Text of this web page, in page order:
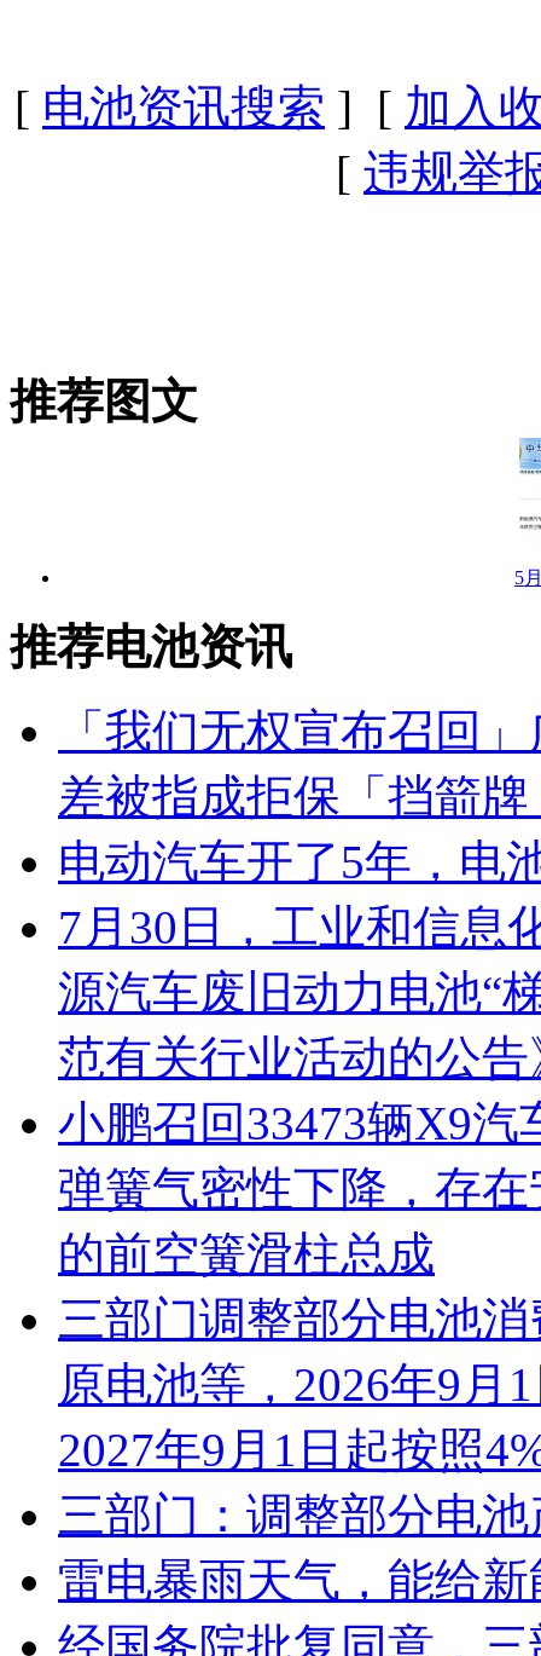
[ 电池资讯搜索 ] [ 加入
[ 违规举
推荐图文
5
推荐电池资讯
「我们无权宣布召回
差被指成拒保「挡箭
电动汽车开了5年，电
7月30日，工业和信息
源汽车废旧动力电池“
范有关行业活动的公告
小鹏召回33473辆X9
弹簧气密性下降，存
的前空簧滑柱总成
三部门调整部分电池
原电池等，2026年9月
2027年9月1日起按照
三部门：调整部分电
雷电暴雨天气，能给